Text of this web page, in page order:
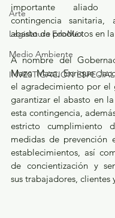
Arte
Legislatura EdoMéx
Medio Ambiente
INVESTIGACIÓN ESPECIAL
importante aliado
contingencia sanitaria,
abasto de productos en
A nombre del
Mazo Maza, Enrique
el agradecimiento por el
garantizar el abasto en
esta contingencia,
estricto cumplimiento
medidas de prevención
establecimientos, así
de concientización y
sus trabajadores, clientes